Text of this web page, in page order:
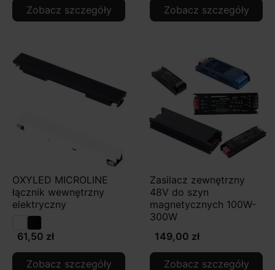
Zobacz szczegóły Zobacz szczegóły
OXYLED MICROLINE
łącznik wewnętrzny
elektryczny
61,50 zł
Zobacz szczegóły
Zasilacz zewnętrzny
48V do szyn
magnetycznych 100W-
300W
149,00 zł
Zobacz szczegóły